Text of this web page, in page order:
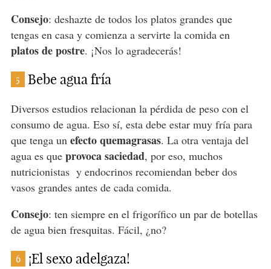
Consejo: deshazte de todos los platos grandes que
tengas en casa y comienza a servirte la comida en
platos de postre. ¡Nos lo agradecerás!
5 Bebe agua fría
Diversos estudios relacionan la pérdida de peso con el
consumo de agua. Eso sí, esta debe estar muy fría para
que tenga un efecto quemagrasas. La otra ventaja del
agua es que provoca saciedad, por eso, muchos
nutricionistas y endocrinos recomiendan beber dos
vasos grandes antes de cada comida.
Consejo: ten siempre en el frigorífico un par de botellas
de agua bien fresquitas. Fácil, ¿no?
6 ¡El sexo adelgaza!